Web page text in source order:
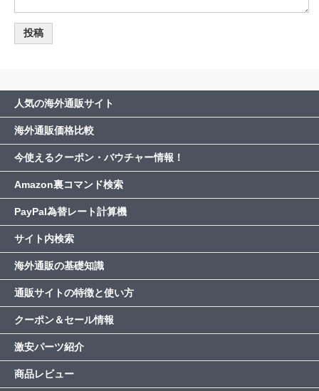
人気の海外通販サイト
海外通販価格比較
今使えるクーポン・バウチャー情報！
Amazon裏コマンド検索
PayPal為替レート計算機
サイト内検索
海外通販の基礎知識
通販サイトの特徴と使い方
クーポン＆セール情報
激安パーツ紹介
商品レビュー